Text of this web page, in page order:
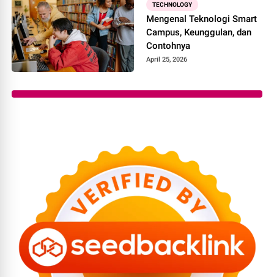
TECHNOLOGY
Mengenal Teknologi Smart
Campus, Keunggulan, dan
Contohnya
April 25, 2026